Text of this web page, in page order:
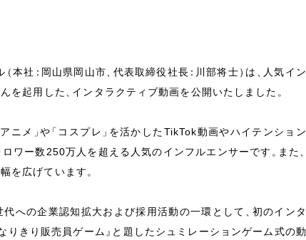
（本社：岡山県岡山市 、代表取締役社長：川部将士）は 、人気イン
を起用した 、インタラクティブ動画を公開いたしました 。
アニメ 」や「 コスプレ 」を活かしたTikTok動画やハイテンション
ワー数 250万人を超える人気のインフルエンサーです 。また
を広げています 。
代への企業認知拡大および採用活動の一環として 、初のインタ
りきり販売員ゲーム 』と題したシュミレーションゲーム式の